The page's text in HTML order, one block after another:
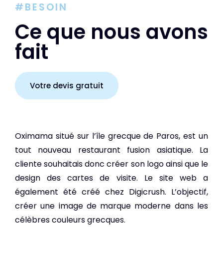
#BESOIN
Ce que nous avons
fait
Votre devis gratuit
Oximama situé sur l’île grecque de Paros, est un
tout nouveau restaurant fusion asiatique. La
cliente souhaitais donc créer son logo ainsi que le
design des cartes de visite. Le site web a
également été créé chez Digicrush. L’objectif,
créer une image de marque moderne dans les
célèbres couleurs grecques.